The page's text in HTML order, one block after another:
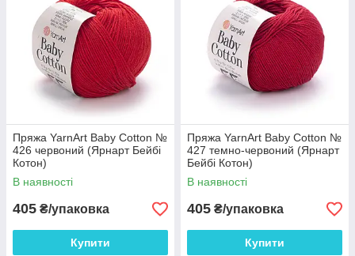
Пряжа YarnArt Baby Cotton №
426 червоний (Ярнарт Бейбі
Котон)
В наявності
405 ₴/упаковка
Купити
Пряжа YarnArt Baby Cotton №
427 темно-червоний (Ярнарт
Бейбі Котон)
В наявності
405 ₴/упаковка
Купити